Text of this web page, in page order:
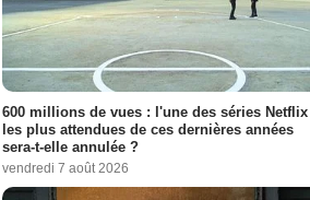
600 millions de vues : l'une des séries Netflix
les plus attendues de ces dernières années
sera-t-elle annulée ?
vendredi 7 août 2026